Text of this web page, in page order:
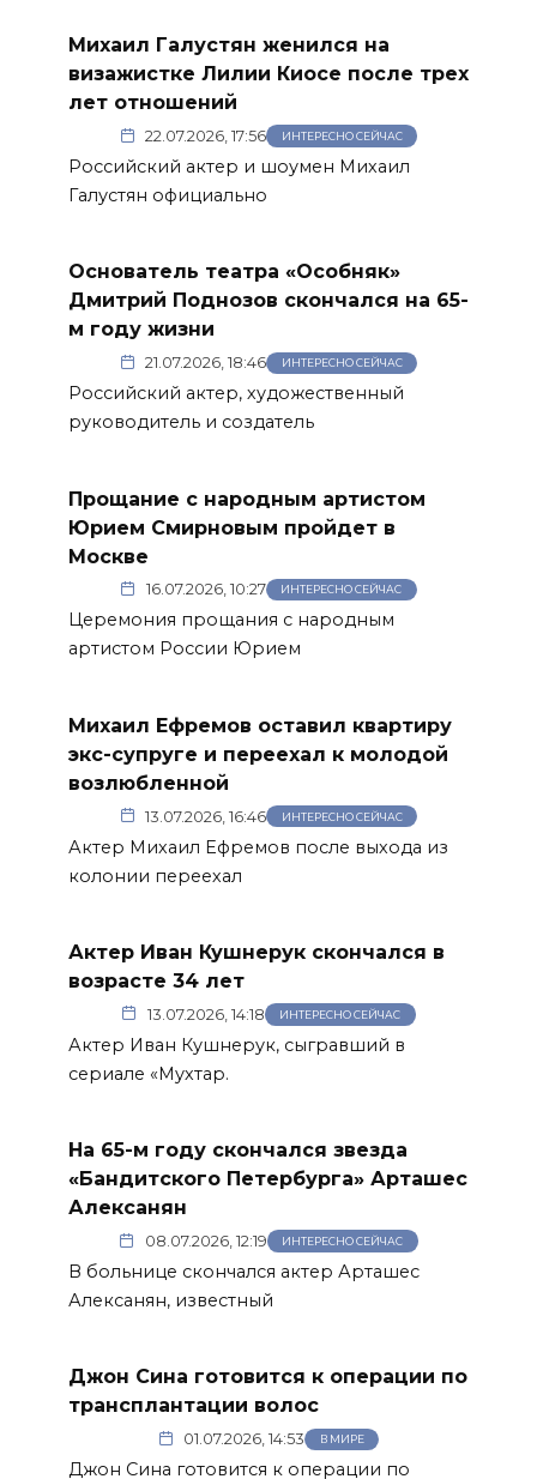
Михаил Галустян женился на
визажистке Лилии Киосе после трех
лет отношений
22.07.2026, 17:56 ИНТЕРЕСНО СЕЙЧАС
Российский актер и шоумен Михаил
Галустян официально
Основатель театра «Особняк»
Дмитрий Поднозов скончался на 65-
м году жизни
21.07.2026, 18:46 ИНТЕРЕСНО СЕЙЧАС
Российский актер, художественный
руководитель и создатель
Прощание с народным артистом
Юрием Смирновым пройдет в
Москве
16.07.2026, 10:27 ИНТЕРЕСНО СЕЙЧАС
Церемония прощания с народным
артистом России Юрием
Михаил Ефремов оставил квартиру
экс-супруге и переехал к молодой
возлюбленной
13.07.2026, 16:46 ИНТЕРЕСНО СЕЙЧАС
Актер Михаил Ефремов после выхода из
колонии переехал
Актер Иван Кушнерук скончался в
возрасте 34 лет
13.07.2026, 14:18 ИНТЕРЕСНО СЕЙЧАС
Актер Иван Кушнерук, сыгравший в
сериале «Мухтар.
На 65-м году скончался звезда
«Бандитского Петербурга» Арташес
Алексанян
08.07.2026, 12:19 ИНТЕРЕСНО СЕЙЧАС
В больнице скончался актер Арташес
Алексанян, известный
Джон Сина готовится к операции по
трансплантации волос
01.07.2026, 14:53 В МИРЕ
Джон Сина готовится к операции по